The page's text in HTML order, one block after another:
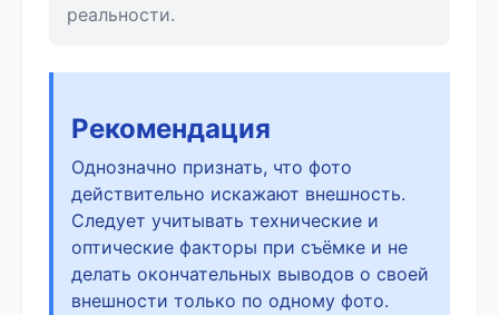
реальности.
Рекомендация
Однозначно признать, что фото
действительно искажают внешность.
Следует учитывать технические и
оптические факторы при съёмке и не
делать окончательных выводов о своей
внешности только по одному фото.